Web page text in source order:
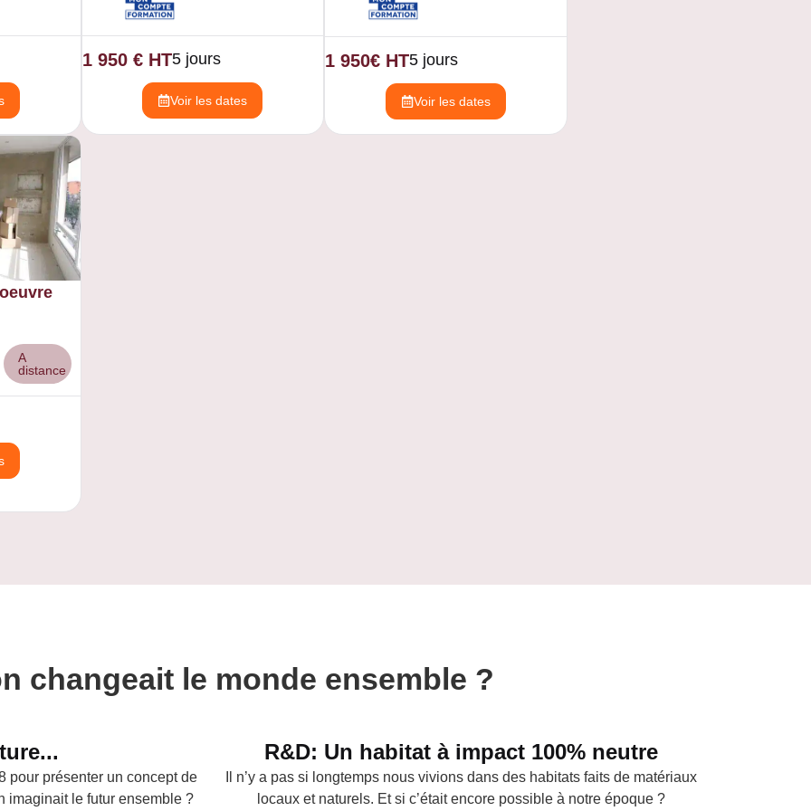
1 950 € HT5 jours
Voir les dates
1 950€ HT5 jours
Voir les dates
A
distance
changeait le monde ensemble ?
pour présenter un concept de
imaginait le futur ensemble ?
R&D: Un habitat à impact 100% neutre
Il n’y a pas si longtemps nous vivions dans des habitats faits de matériaux
locaux et naturels. Et si c’était encore possible à notre époque ?